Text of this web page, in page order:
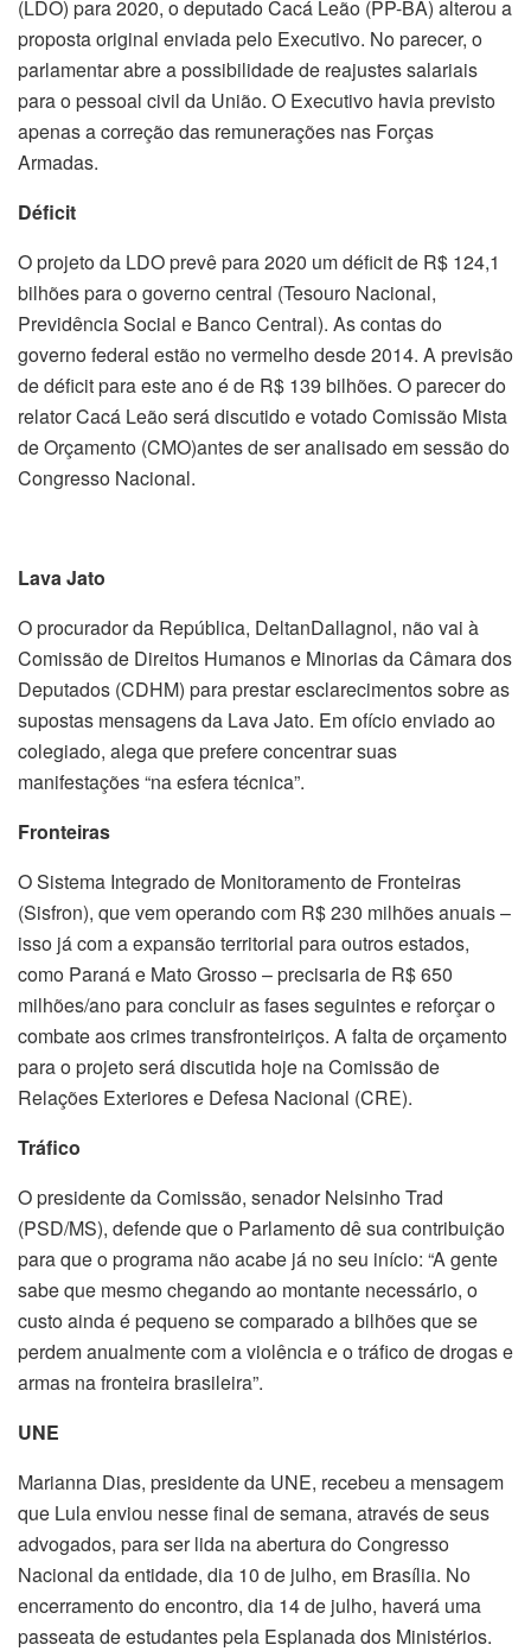
(LDO) para 2020, o deputado Cacá Leão (PP-BA) alterou a
proposta original enviada pelo Executivo. No parecer, o
parlamentar abre a possibilidade de reajustes salariais
para o pessoal civil da União. O Executivo havia previsto
apenas a correção das remunerações nas Forças
Armadas.
Déficit
O projeto da LDO prevê para 2020 um déficit de R$ 124,1
bilhões para o governo central (Tesouro Nacional,
Previdência Social e Banco Central). As contas do
governo federal estão no vermelho desde 2014. A previsão
de déficit para este ano é de R$ 139 bilhões. O parecer do
relator Cacá Leão será discutido e votado Comissão Mista
de Orçamento (CMO)antes de ser analisado em sessão do
Congresso Nacional.
Lava Jato
O procurador da República, DeltanDallagnol, não vai à
Comissão de Direitos Humanos e Minorias da Câmara dos
Deputados (CDHM) para prestar esclarecimentos sobre as
supostas mensagens da Lava Jato. Em ofício enviado ao
colegiado, alega que prefere concentrar suas
manifestações “na esfera técnica”.
Fronteiras
O Sistema Integrado de Monitoramento de Fronteiras
(Sisfron), que vem operando com R$ 230 milhões anuais –
isso já com a expansão territorial para outros estados,
como Paraná e Mato Grosso – precisaria de R$ 650
milhões/ano para concluir as fases seguintes e reforçar o
combate aos crimes transfronteiriços. A falta de orçamento
para o projeto será discutida hoje na Comissão de
Relações Exteriores e Defesa Nacional (CRE).
Tráfico
O presidente da Comissão, senador Nelsinho Trad
(PSD/MS), defende que o Parlamento dê sua contribuição
para que o programa não acabe já no seu início: “A gente
sabe que mesmo chegando ao montante necessário, o
custo ainda é pequeno se comparado a bilhões que se
perdem anualmente com a violência e o tráfico de drogas e
armas na fronteira brasileira”.
UNE
Marianna Dias, presidente da UNE, recebeu a mensagem
que Lula enviou nesse final de semana, através de seus
advogados, para ser lida na abertura do Congresso
Nacional da entidade, dia 10 de julho, em Brasília. No
encerramento do encontro, dia 14 de julho, haverá uma
passeata de estudantes pela Esplanada dos Ministérios.